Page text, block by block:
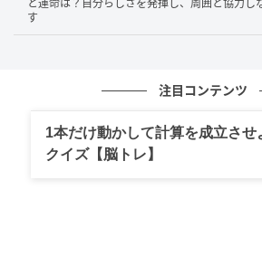
2026年は、出来事同士のつながり
ことで、物事の本質が見えてきま
れを動かす鍵になります。
と運命は？自分らしさを発揮し、周囲と協力し
す
注目コンテンツ
1本だけ動かして計算を成立させ
クイズ【脳トレ】